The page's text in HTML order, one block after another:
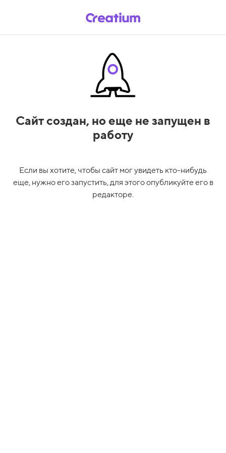
Сайт создан, но еще не запущен в
работу
Если вы хотите, чтобы сайт мог увидеть кто-нибудь
еще, нужно его запустить, для этого опубликуйте его в
редакторе.